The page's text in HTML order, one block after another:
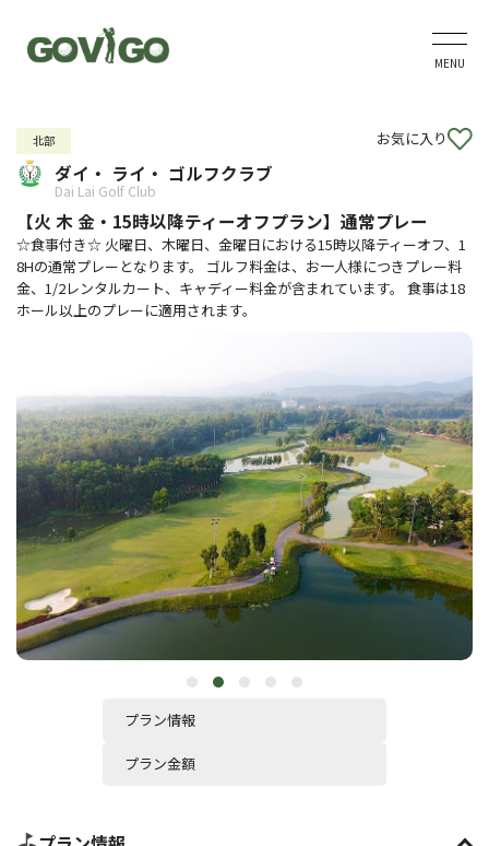
MENU
北部 お気に入り
ダイ・ ライ・ ゴルフクラブ
Dai Lai Golf Club
【火 木 金・15時以降ティーオフプラン】通常プレー
☆食事付き☆ 火曜日、木曜日、金曜日における15時以降ティーオフ、1
8Hの通常プレーとなります。 ゴルフ料金は、お一人様につきプレー料
金、1/2レンタルカート、キャディー料金が含まれています。 食事は18
ホール以上のプレーに適用されます。
プラン情報
プラン金額